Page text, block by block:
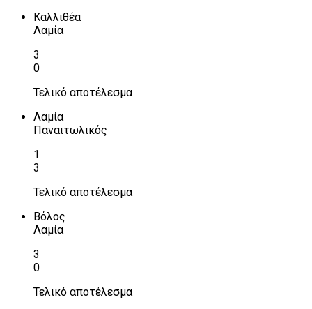
Καλλιθέα
Λαμία
3
0
Τελικό αποτέλεσμα
Λαμία
Παναιτωλικός
1
3
Τελικό αποτέλεσμα
Βόλος
Λαμία
3
0
Τελικό αποτέλεσμα